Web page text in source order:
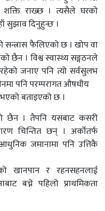
राख्छ । त्यसैले घरको
सुझाव दिनुहुन्छ ।
सन्त्रास फैलिएको छ । खोप वा
छैन । विश्व स्वास्थ्य सङ्गठनले
जनाए पनि त्यो सर्वसुलभ
पनि परम्परागत औषधीय
बताइएको छ ।
छैन । तैपनि यसबाट कसरी
चिन्तित छन् । अर्कोतर्फ
जमानामा पनि उत्तिकै
खानपान र रहनसहनलाई
बच्ने पहिलो प्राथमिकता